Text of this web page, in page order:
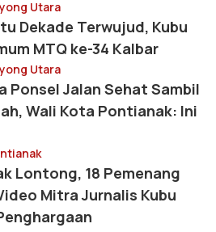
Utara
Dekade Terwujud, Kubu
MTQ ke-34 Kalbar
Utara
Ponsel Jalan Sehat Sambil
Wali Kota Pontianak: Ini
Lontong, 18 Pemenang
Mitra Jurnalis Kubu